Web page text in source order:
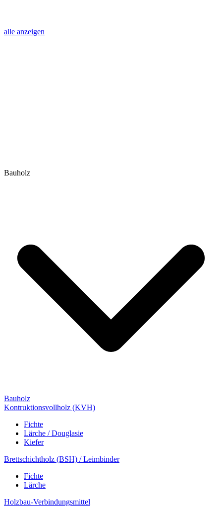
alle anzeigen
Bauholz
Bauholz
Kontruktionsvollholz (KVH)
Fichte
Lärche / Douglasie
Kiefer
Brettschichtholz (BSH) / Leimbinder
Fichte
Lärche
Holzbau-Verbindungsmittel